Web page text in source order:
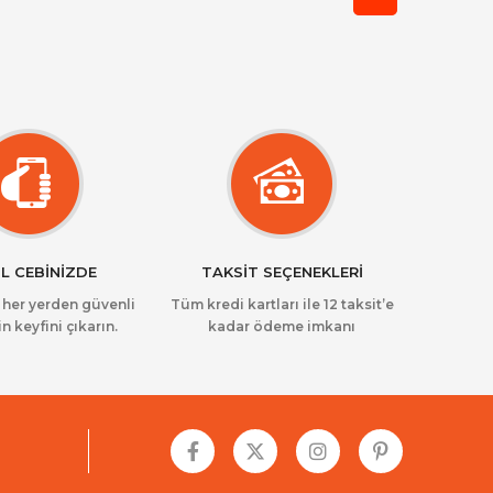
CEBİNİZDE
yerden güvenli
keyfini çıkarın.
TAKSİT SEÇENEKLERİ
Tüm kredi kartları ile 12 taksit’e
kadar ödeme imkanı